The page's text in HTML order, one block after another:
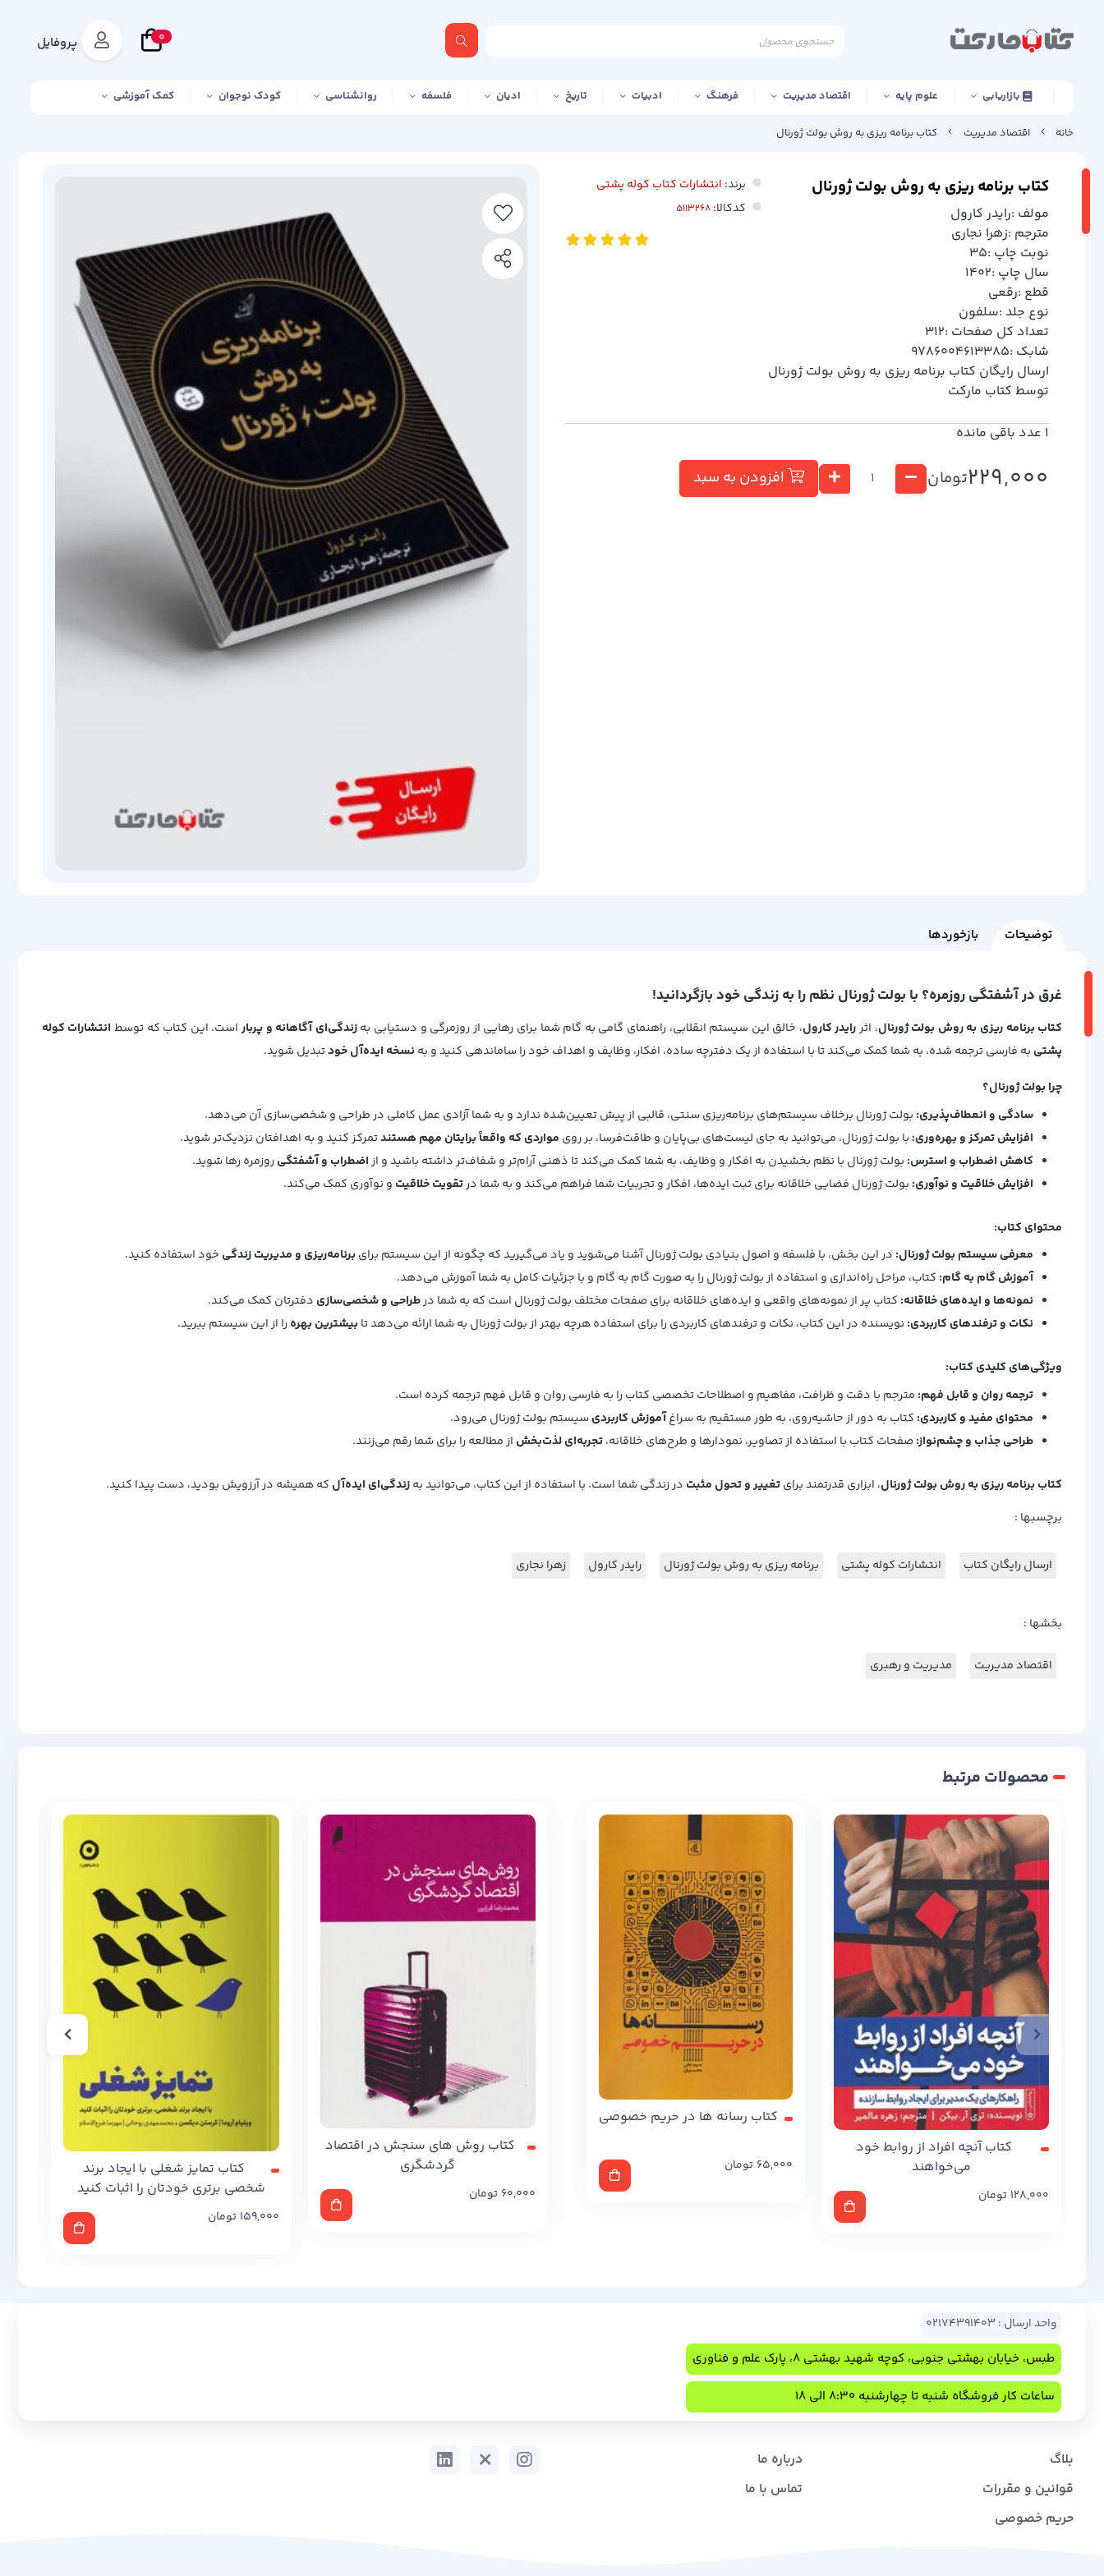
0 پروفایل
بازاریابی علوم پایه اقتصاد مدیریت فرهنگ ادبیات تاریخ ادیان فلسفه روانشناسی کودک نوجوان کمک آموزشی
خانه اقتصاد مدیریت کتاب برنامه ریزی به روش بولت ژورنال
کتاب برنامه ریزی به روش بولت ژورنال
مولف :رایدر کارول
مترجم :زهرا نجاری
نوبت چاپ :35
سال چاپ :1402
قطع :رقعی
نوع جلد :سلفون
تعداد کل صفحات :312
شابک :9786004613385
ارسال رایگان کتاب برنامه ریزی به روش بولت ژورنال
توسط کتاب مارکت
برند: انتشارات کتاب کوله پشتی
کدکالا:
1 عدد باقی مانده
229,000تومان افزودن به سبد
توضیحات بازخوردها
غرق در آشفتگی روزمره؟ با بولت ژورنال نظم را به زندگی خود بازگردانید!
کتاب برنامه ریزی به روش بولت ژورنال، اثررایدر کارول، خالق این سیستم انقلابی، راهنمای گامی به گام شما برای رهایی از روزمرگی و دستیابی بهزندگی‌ای آگاهانه و پربار است. این کتاب که توسط انتشارات کوله
پشتی به فارسی ترجمه شده، به شما کمک می‌کند تا با استفاده از یک دفترچه ساده، افکار، وظایف و اهداف خود را ساماندهی کنید و به نسخه ایده‌آل خودتبدیل شوید.
چرا بولت ژورنال؟
سادگی و انعطاف‌پذیری: بولت ژورنال برخلاف سیستم‌های برنامه‌ریزی سنتی، قالبی از پیش تعیین‌شده ندارد و به شما آزادی عمل کاملی در طراحی و شخصی‌سازی آن می‌دهد.
افزایش تمرکز و بهره‌وری: با بولت ژورنال، می‌توانید به جای لیست‌های بی‌پایان و طاقت‌فرسا، بر روی مواردی که واقعاً برایتان مهم هستندتمرکز کنید و به اهدافتان نزدیک‌تر شوید.
کاهش اضطراب و استرس: بولت ژورنال با نظم بخشیدن به افکار و وظایف، به شما کمک می‌کند تا ذهنی آرام‌تر و شفاف‌تر داشته باشید و ازاضطراب و آشفتگیروزمره رها شوید.
افزایش خلاقیت و نوآوری: بولت ژورنال فضایی خلاقانه برای ثبت ایده‌ها، افکار و تجربیات شما فراهم می‌کند و به شما درتقویت خلاقیت و نوآوری کمک می‌کند.
محتوای کتاب:
معرفی سیستم بولت ژورنال: در این بخش، با فلسفه و اصول بنیادی بولت ژورنال آشنا می‌شوید و یاد می‌گیرید که چگونه از این سیستم برای برنامه‌ریزی و مدیریت زندگی خود استفاده کنید.
آموزش گام به گام: کتاب، مراحل راه‌اندازی و استفاده از بولت ژورنال را به صورت گام به گام و با جزئیات کامل به شما آموزش می‌دهد.
نمونه‌ها و ایده‌های خلاقانه: کتاب پر از نمونه‌های واقعی و ایده‌های خلاقانه برای صفحات مختلف بولت ژورنال است که به شما درطراحی و شخصی‌سازی دفترتان کمک می‌کند.
نکات و ترفندهای کاربردی: نویسنده در این کتاب، نکات و ترفندهای کاربردی را برای استفاده هرچه بهتر از بولت ژورنال به شما ارائه می‌دهد تا بیشترین بهرهرا از این سیستم ببرید.
ویژگی‌های کلیدی کتاب:
ترجمه روان و قابل فهم: مترجم با دقت و ظرافت، مفاهیم و اصطلاحات تخصصی کتاب را به فارسی روان و قابل فهم ترجمه کرده است.
محتوای مفید و کاربردی: کتاب به دور از حاشیه‌روی، به طور مستقیم به سراغآموزش کاربردیسیستم بولت ژورنال می‌رود.
طراحی جذاب و چشم‌نواز:صفحات کتاب با استفاده از تصاویر، نمودارها و طرح‌های خلاقانه،تجربه‌ای لذت‌بخش از مطالعه را برای شما رقم می‌زنند.
کتاب برنامه ریزی به روش بولت ژورنال، ابزاری قدرتمند برایتغییر و تحول مثبت در زندگی شما است. با استفاده از این کتاب، می‌توانید بهزندگی‌ای ایده‌آل که همیشه در آرزویش بودید، دست پیدا کنید.
برچسبها :
ارسال رایگان کتاب انتشارات کوله پشتی برنامه ریزی به روش بولت ژورنال رایدر کارول زهرا نجاری
بخشها :
اقتصاد مدیریت مدیریت و رهبری
محصولات مرتبط
کتاب آنچه افراد از روابط خود
می‌خواهند
128,000 تومان
کتاب رسانه ها در حریم خصوصی
65,000 تومان
کتاب روش های سنجش در اقتصاد
گردشگری
60,000 تومان
کتاب تمایز شغلی با ایجاد برند
شخصی برتری خودتان را اثبات کنید
159,000 تومان
واحد ارسال : 02174391403
طبس، خیابان بهشتی جنوبی، کوچه شهید بهشتی 8، پارک علم و فناوری
ساعات کار فروشگاه شنبه تا چهارشنبه 8:30 الی 18
بلاگ
درباره ما
قوانین و مقررات
تماس با ما
حریم خصوصی